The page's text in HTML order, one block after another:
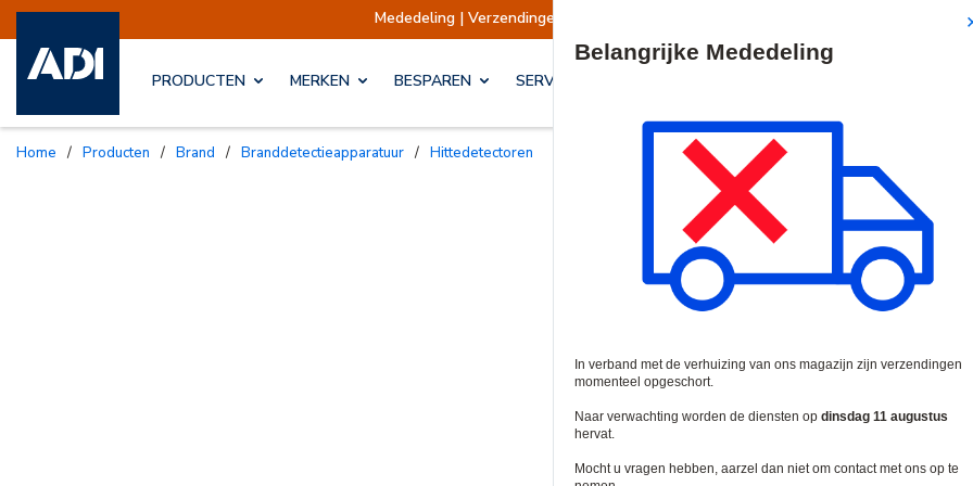
Mededeling | Verzendingen opgeschort Verzendingen worden op dinsdag
PRODUCTEN MERKEN BESPAREN SERVICES & OPLOSSINGEN
Home / Producten / Brand / Branddetectieapparatuur / Hittedetectoren